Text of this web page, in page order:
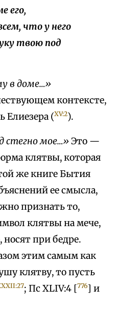
его,
что у него
твою под
в доме…»
контексте,
Елиезера (XV:2).
стегно мое…» Это —
клятвы, которая
же книге Бытия
ее смысла,
признать то,
клятвы на мече,
носят при бедре.
этим самым как
клятву, то пусть
; Пс XLIV:4 [776] и